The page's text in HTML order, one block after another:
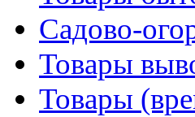
Садово-
Товары
Товары